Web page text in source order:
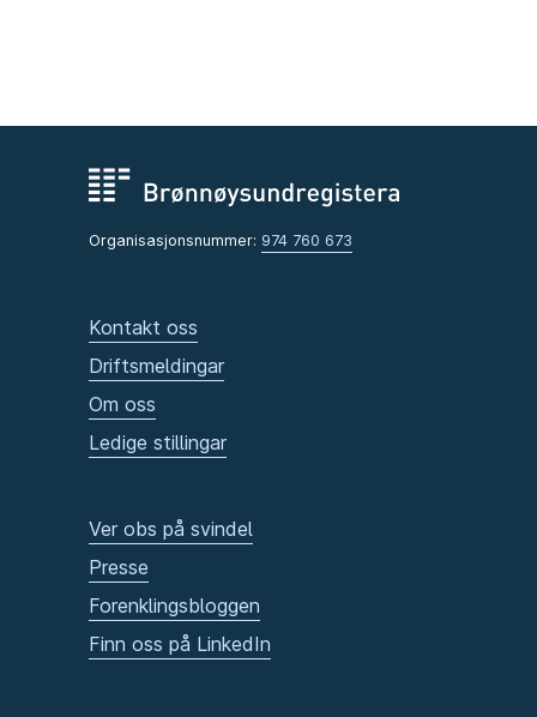
Organisasjonsnummer: 974 760 673
Kontakt oss
Driftsmeldingar
Om oss
Ledige stillingar
Ver obs på svindel
Presse
Forenklingsbloggen
Finn oss på LinkedIn